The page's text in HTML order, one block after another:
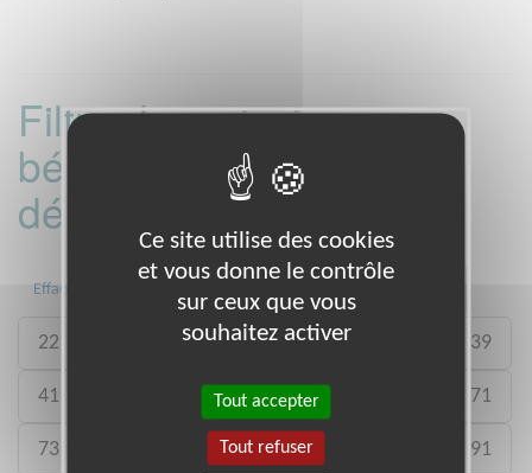
Filtrer les missions
bénévoles par
département :
Effacer
22 29 33 35 39
41 50 54 71
73 78 80 91
Ce site utilise des cookies
et vous donne le contrôle
sur ceux que vous
souhaitez activer
Tout accepter
Tout refuser